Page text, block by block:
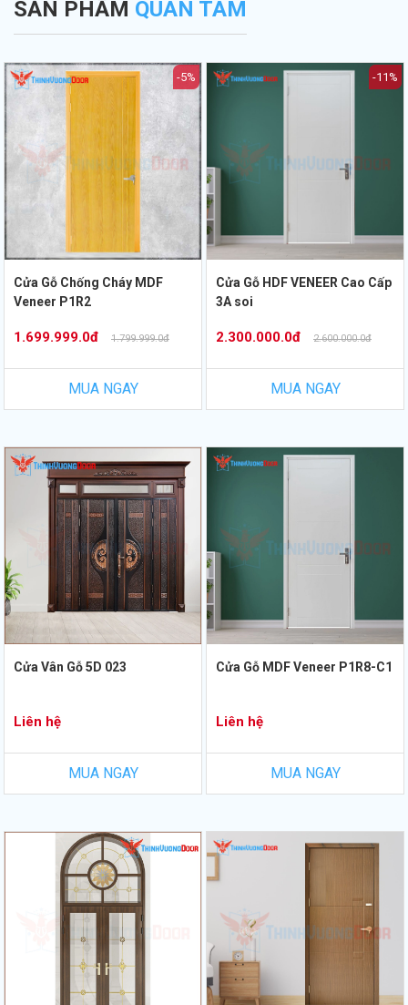
SẢN PHẨM QUAN TÂM
-5%
Cửa Gỗ Chống Cháy MDF
Veneer P1R2
1.699.999.0đ 1.799.999.0đ
MUA NGAY
-11%
Cửa Gỗ HDF VENEER Cao Cấp
3A soi
2.300.000.0đ 2.600.000.0đ
MUA NGAY
Cửa Vân Gỗ 5D 023
Liên hệ
MUA NGAY
Cửa Gỗ MDF Veneer P1R8-C1
Liên hệ
MUA NGAY